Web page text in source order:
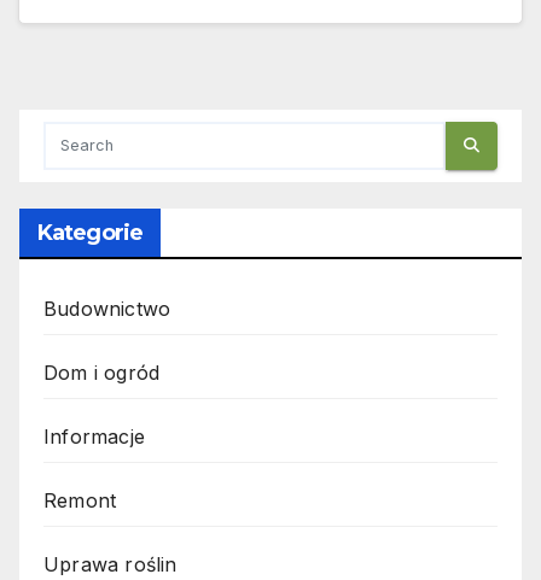
Kategorie
Budownictwo
Dom i ogród
Informacje
Remont
Uprawa roślin